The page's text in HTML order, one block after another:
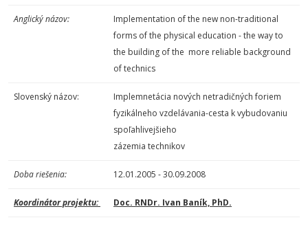
Anglický názov:
Implementation of the new non-traditional
forms of the physical education - the way to
the building of the more reliable background
of technics
Slovenský názov:
Implemnetácia nových netradičných foriem
fyzikálneho vzdelávania-cesta k vybudovaniu
spoľahlivejšieho
zázemia technikov
Doba riešenia: 12.01.2005 - 30.09.2008
Koordinátor projektu: Doc. RNDr. Ivan Baník, PhD.